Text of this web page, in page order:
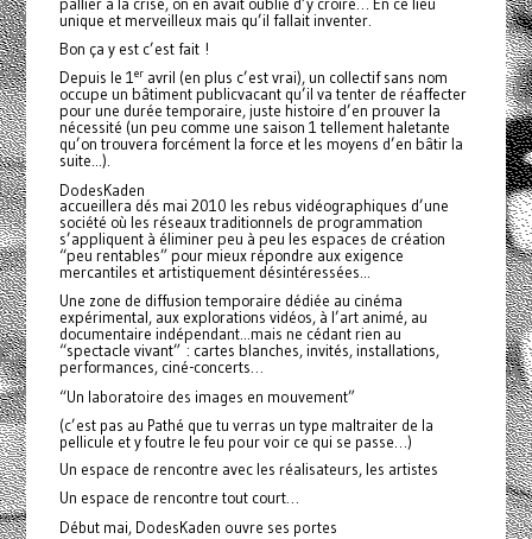
pallier à la crise, on en avait oublié d’y croire… En ce lieu
unique et merveilleux mais qu’il fallait inventer.
Bon ça y est c’est fait !
Depuis le 1eravril (en plus c’est vrai), un collectif sans nom
occupe un bâtiment publicvacant qu’il va tenter de réaffecter
pour une durée temporaire, juste histoire d’en prouver la
nécessité (un peu comme une saison 1 tellement haletante
qu’on trouvera forcément la force et les moyens d’en bâtir la
suite...).
DodesKaden
accueillera dés mai 2010 les rebus vidéographiques d’une
société où les réseaux traditionnels de programmation
s’appliquent à éliminer peu à peu les espaces de création
“peu rentables” pour mieux répondre aux exigence
mercantiles et artistiquement désintéressées...
Une zone de diffusion temporaire dédiée au cinéma
expérimental, aux explorations vidéos, à l’art animé, au
documentaire indépendant...mais ne cédant rien au
“spectacle vivant” : cartes blanches, invités, installations,
performances, ciné-concerts…
“Un laboratoire des images en mouvement”
(c’est pas au Pathé que tu verras un type maltraiter de la
pellicule et y foutre le feu pour voir ce qui se passe…)
Un espace de rencontre avec les réalisateurs, les artistes
Un espace de rencontre tout court…
Début mai, DodesKaden ouvre ses portes